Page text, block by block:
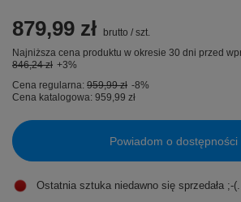
879,99 zł brutto / szt.
Najniższa cena produktu w okresie 30 dni przed
846,24 zł +3%
Cena regularna: 959,99 zł -8%
Cena katalogowa: 959,99 zł
Powiadom o dostępności
Ostatnia sztuka niedawno się sprzedała ;-(